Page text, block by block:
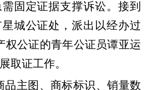
固定证据支撑诉讼。接到
城公证处，派出以经办过
权公证的青年公证员谭亚运
取证工作。
品主图、商标标识、销量数